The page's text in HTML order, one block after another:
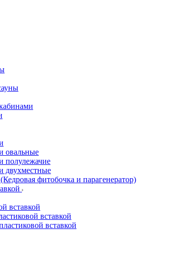
овальные
полулежачие
двухместные
фитобочка и парагенератор)
вставкой
вставкой
вставкой